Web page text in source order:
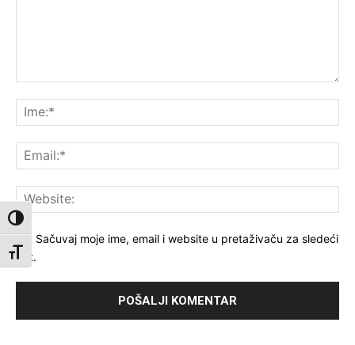
Toggle High Contrast
Toggle Font size
Sačuvaj moje ime, email i website u pretaživaču za sledeći
put.